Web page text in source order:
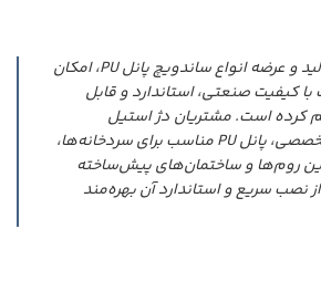
شرکت دژ استیل با تولید و عرضه انواع ساندویچ پانل PU، امکان
کیفیت صنعتی، استاندارد و قابل
کرده است. مشتریان دژ استیل
می‌توانند با مشاوره تخصصی، پانل PU مناسب برای سردخانه‌ها،
روم‌ها و ساختمان‌های پیش‌ساخته
نصب سریع و استاندارد آن بهره‌مند